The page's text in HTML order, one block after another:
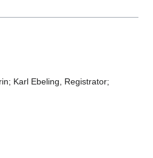
Karl Ebeling, Registrator;